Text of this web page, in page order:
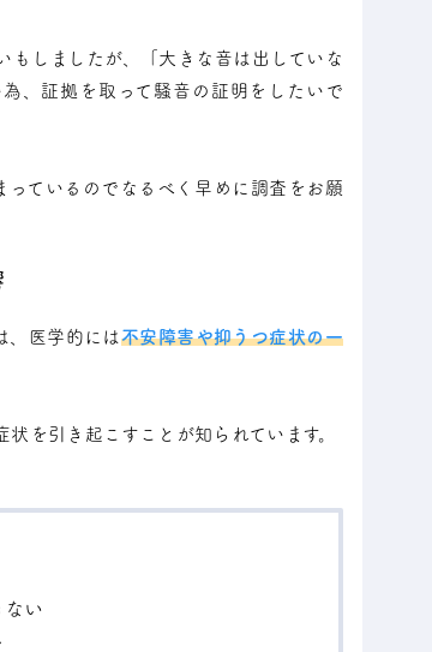
しましたが、「大きな音は出していな
、証拠を取って騒音の証明をしたいで
っているのでなるべく早めに調査をお願
、医学的には 不安障害や抑うつ症状の一
を引き起こすことが知られています。
ない